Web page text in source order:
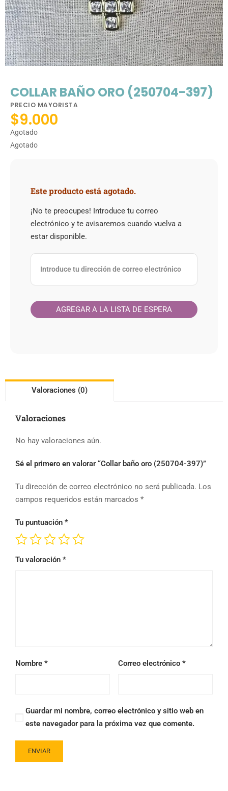
COLLAR BAÑO ORO (250704-397)
PRECIO MAYORISTA
$9.000
Agotado
Agotado
Este producto está agotado.
¡No te preocupes! Introduce tu correo
electrónico y te avisaremos cuando vuelva a
estar disponible.
Valoraciones (0)
Valoraciones
No hay valoraciones aún.
Sé el primero en valorar “Collar baño oro (250704-397)”
Tu dirección de correo electrónico no será publicada. Los
campos requeridos están marcados *
Tu puntuación *
Tu valoración *
Nombre * Correo electrónico *
Guardar mi nombre, correo electrónico y sitio web en
este navegador para la próxima vez que comente.